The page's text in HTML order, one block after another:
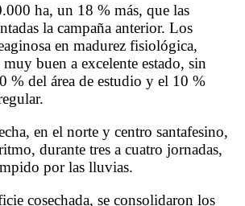
ha, un 18 % más, que las
la campaña anterior. Los
en madurez fisiológica,
buen a excelente estado, sin
% del área de estudio y el 10 %
en el norte y centro santafesino,
durante tres a cuatro jornadas,
por las lluvias.
cosechada, se consolidaron los